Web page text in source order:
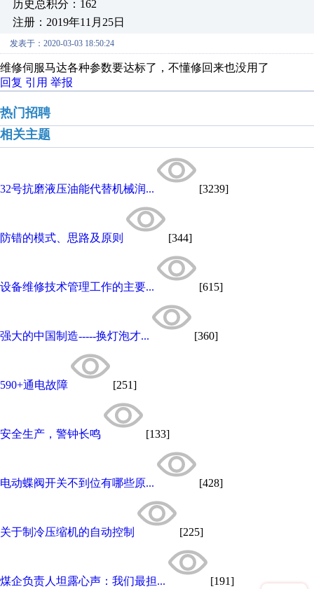
历史总积分：162
注册：2019年11月25日
发表于：2020-03-03 18:50:24
维修伺服马达各种参数要达标了，不懂修回来也没用了
回复 引用 举报
热门招聘
相关主题
32号抗磨液压油能代替机械润... [3239]
防错的模式、思路及原则 [344]
设备维修技术管理工作的主要... [615]
强大的中国制造-----换灯泡才... [360]
590+通电故障 [251]
安全生产，警钟长鸣 [133]
电动蝶阀开关不到位有哪些原... [428]
关于制冷压缩机的自动控制 [225]
煤企负责人坦露心声：我们最担... [191]